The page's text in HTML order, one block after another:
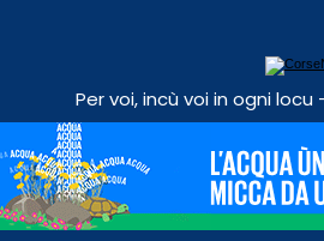
Per voi, incù voi in ogni